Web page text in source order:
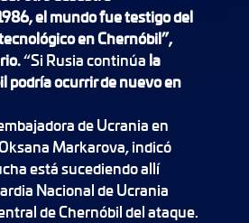
el mundo fue testigo del
en Chernóbil”,
“Si Rusia continúa la
podría ocurrir de nuevo en
de Ucrania en
Markarova, indicó
está sucediendo allí
Nacional de Ucrania
de Chernóbil del ataque.